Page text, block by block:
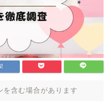
を含む場合があります